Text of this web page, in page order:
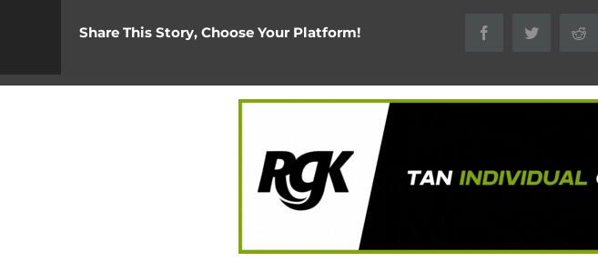
Share This Story, Choose Your Platform! FacebookTwitter